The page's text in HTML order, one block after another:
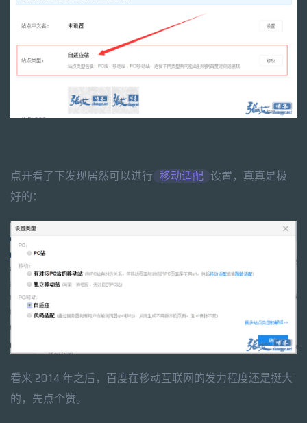
点开看了下发现居然可以进行 移动适配 设置，真真是极
好的：
看来 2014 年之后，百度在移动互联网的发力程度还是挺大
的，先点个赞。